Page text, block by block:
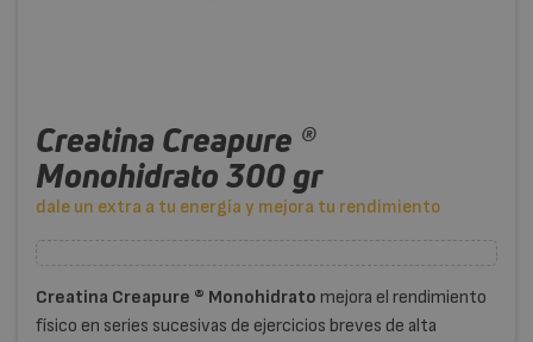
Creatina Creapure ®
Monohidrato 300 gr
dale un extra a tu energía y mejora tu rendimiento
Creatina Creapure ® Monohidrato mejora el rendimiento
físico en series sucesivas de ejercicios breves de alta